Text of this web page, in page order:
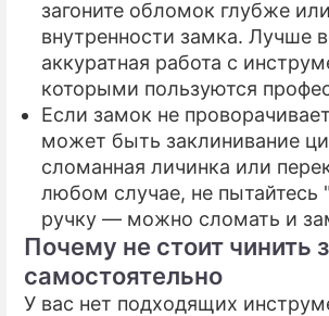
загоните обломок глубже
внутренности замка. Лучше
аккуратная работа с
которыми пользуются
Если замок не
может быть заклинивание
сломанная личинка или
любом случае, не пытайтесь
ручку — можно сломать и
Почему не стоит чинить
самостоятельно
У вас нет подходящих